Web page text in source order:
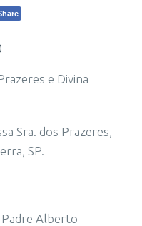
e Divina
Sra. dos Prazeres,
SP.
Padre Alberto